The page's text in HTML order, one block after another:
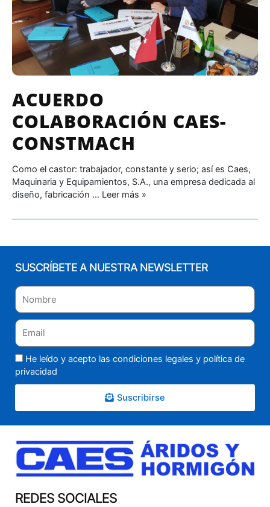
ACUERDO
COLABORACIÓN CAES-
CONSTMACH
Como el castor: trabajador, constante y serio; así es Caes,
Maquinaria y Equipa­mientos, S.A., una empresa dedicada al
diseño, fabricación … Leer más »
SUSCRÍBETE A NUESTRA NEWSLETTER
He leído y acepto las condiciones legales y política de
privacidad
Suscribirse
REDES SOCIALES